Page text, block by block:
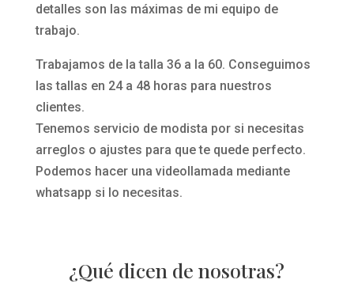
detalles son las máximas de mi equipo de
trabajo.
Trabajamos de la talla 36 a la 60. Conseguimos
las tallas en 24 a 48 horas para nuestros
clientes.
Tenemos servicio de modista por si necesitas
arreglos o ajustes para que te quede perfecto.
Podemos hacer una videollamada mediante
whatsapp si lo necesitas.
¿Qué dicen de nosotras?